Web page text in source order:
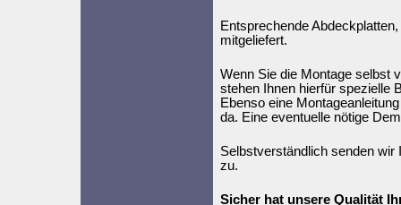
Entsprechende
mitgeliefert.
Wenn Sie die Montage selbst
stehen Ihnen hierfür spezielle
Ebenso eine
da. Eine eventuelle nötige
Selbstverständlich senden wir
zu.
Sicher hat unsere Qualität